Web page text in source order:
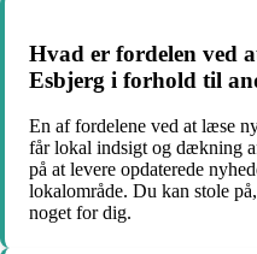
Hvad er fordelen ved
Esbjerg i forhold til
En af fordelene ved at læse
får lokal indsigt og dækning
på at levere opdaterede
lokalområde. Du kan stole
noget for dig.